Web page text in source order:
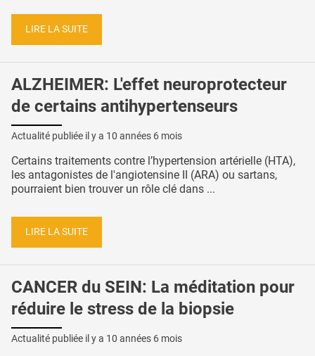
LIRE LA SUITE
ALZHEIMER: L'effet neuroprotecteur
de certains antihypertenseurs
Actualité publiée il y a 10 années 6 mois
Certains traitements contre l’hypertension artérielle (HTA),
les antagonistes de l'angiotensine II (ARA) ou sartans,
pourraient bien trouver un rôle clé dans ...
LIRE LA SUITE
CANCER du SEIN: La méditation pour
réduire le stress de la biopsie
Actualité publiée il y a 10 années 6 mois